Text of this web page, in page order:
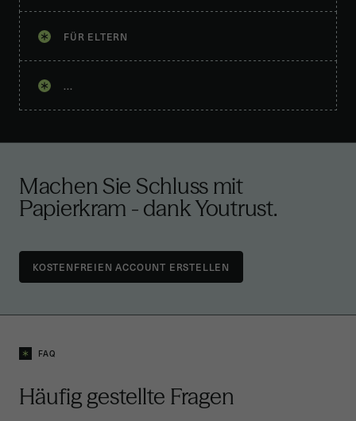
FÜR ELTERN
...
Machen Sie Schluss mit
Papierkram - dank Youtrust.
FAQ
Häufig gestellte Fragen